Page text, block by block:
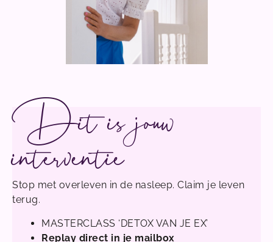
Dit is jouw
interventie
Stop met overleven in de nasleep. Claim je leven
terug.
MASTERCLASS ‘DETOX VAN JE EX’
Replay direct in je mailbox